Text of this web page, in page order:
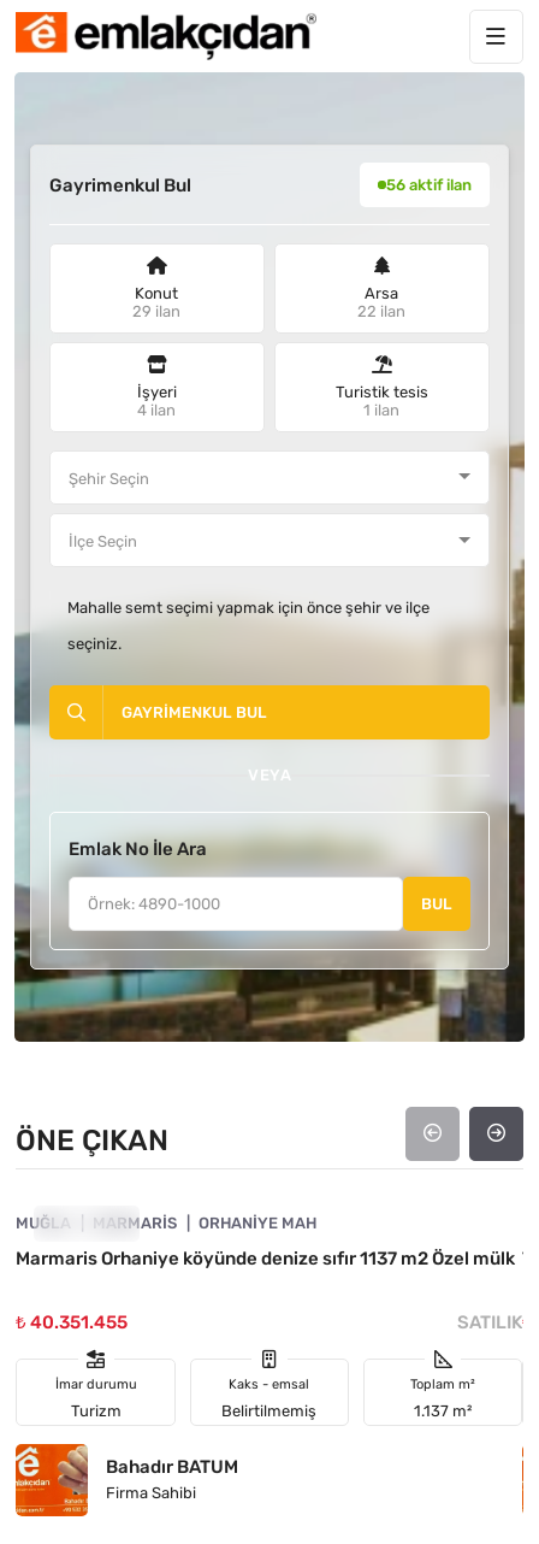
Gayrimenkul Bul 56 aktif ilan
Konut
29 ilan
Arsa
22 ilan
İşyeri
4 ilan
Turistik tesis
1 ilan
Mahalle semt seçimi yapmak için önce şehir ve ilçe
seçiniz.
GAYRIMENKUL BUL
VEYA
Emlak No İle Ara
BUL
ÖNE ÇIKAN
ÖNE ÇIKAN
MUĞLA MARMARIS ORHANIYE MAH
Marmaris Orhaniye köyünde denize sıfır 1137 m2 Özel mülk
₺ 40.351.455 SATILIK
İmar durumu
Turizm
Kaks - emsal
Belirtilmemiş
Toplam m²
1.137 m²
Bahadır BATUM
Firma Sahibi
₺